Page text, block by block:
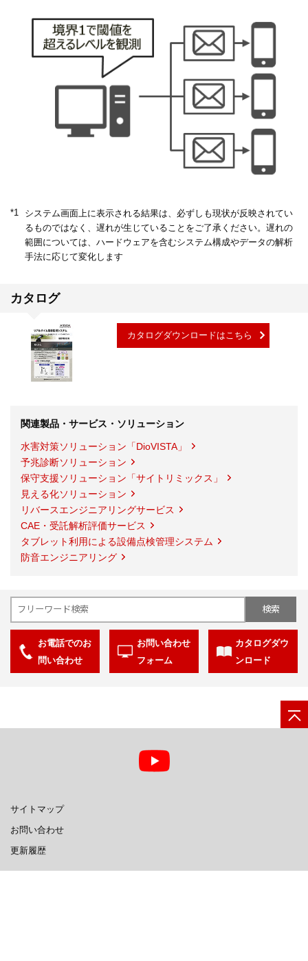
*1
システム画面上に表示される結果は、必ずしも現状が反映されてい
るものではなく、遅れが生じていることをご了承ください。遅れの
範囲については、ハードウェアを含むシステム構成やデータの解析
手法に応じて変化します
カタログ
カタログダウンロードはこちら
関連製品・サービス・ソリューション
水害対策ソリューション「DioVISTA」
予兆診断ソリューション
保守支援ソリューション「サイトリミックス」
見える化ソリューション
リバースエンジニアリングサービス
CAE・受託解析評価サービス
タブレット利用による設備点検管理システム
防音エンジニアリング
お電話でのお
問い合わせ
お問い合わせ
フォーム
カタログダウ
ンロード
サイトマップ
お問い合わせ
更新履歴